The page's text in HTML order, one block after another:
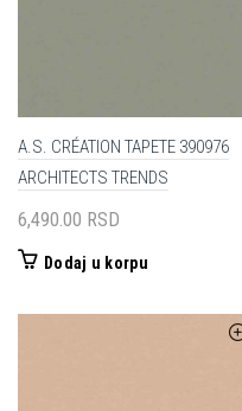
A.S. CRÉATION TAPETE 390976
ARCHITECTS TRENDS
6,490.00 RSD
Dodaj u korpu